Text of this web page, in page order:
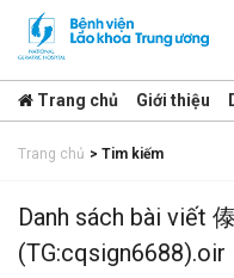
Trang chủ Giới thiệu
Trang chủ > Tim kiếm
Danh sách bài viết
(TG:cqsign6688).oir